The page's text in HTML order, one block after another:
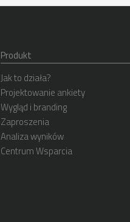
Produkt
Jak to działa?
Projektowanie ankiety
Wygląd i branding
Zaproszenia
Analiza wyników
Centrum Wsparcia